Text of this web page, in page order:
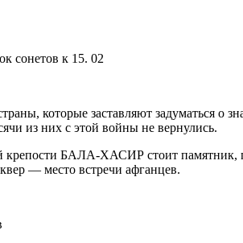
сонетов к 15. 02
которые заставляют задуматься о
из них с этой войны не вернулись.
крепости БАЛА-ХАСИР стоит
— место встречи афганцев.